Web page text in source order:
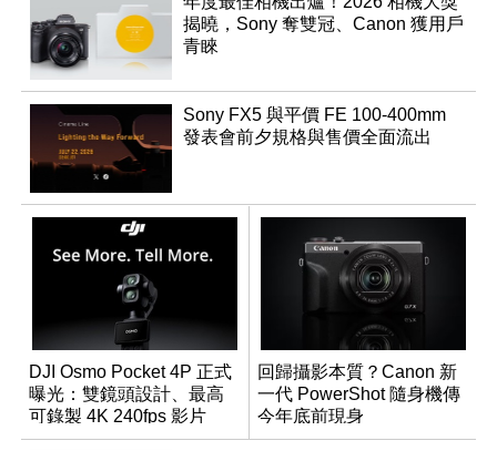
揭曉，Sony 奪雙冠、Canon 獲用戶
青睞
Sony FX5 與平價 FE 100-400mm
發表會前夕規格與售價全面流出
DJI Osmo Pocket 4P 正式
曝光：雙鏡頭設計、最高
可錄製 4K 240fps 影片
回歸攝影本質？Canon 新
一代 PowerShot 隨身機傳
今年底前現身